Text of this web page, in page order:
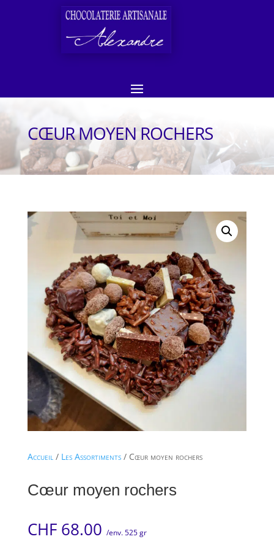
CŒUR MOYEN ROCHERS
Accueil/ Les Assortiments/ Cœur moyen rochers
Cœur moyen rochers
CHF68.00 /env. 525 gr